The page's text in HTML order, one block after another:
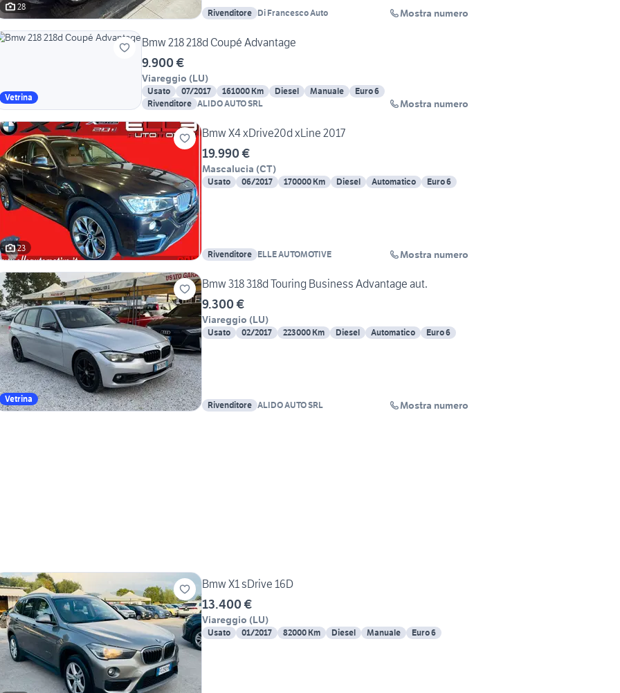
28
Rivenditore Di Francesco Auto Mostra numero
Vetrina
Bmw 218 218d Coupé Advantage
9.900 €
Viareggio (LU)
Usato 07/2017 161000 Km Diesel Manuale
Euro 6
Rivenditore ALIDO AUTO SRL Mostra numero
23
Bmw X4 xDrive20d xLine 2017
19.990 €
Mascalucia (CT)
Usato 06/2017 170000 Km Diesel Automatico Euro 6
Rivenditore ELLE AUTOMOTIVE Mostra numero
Vetrina
Bmw 318 318d Touring Business Advantage aut.
9.300 €
Viareggio (LU)
Usato 02/2017 223000 Km Diesel Automatico Euro 6
Rivenditore ALIDO AUTO SRL Mostra numero
Bmw X1 sDrive 16D
13.400 €
Viareggio (LU)
Usato 01/2017 82000 Km Diesel Manuale Euro 6